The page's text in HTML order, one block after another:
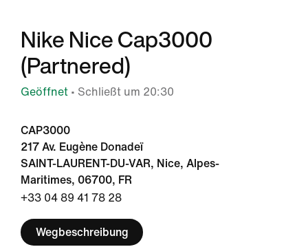
Nike Nice Cap3000
(Partnered)
Geöffnet • Schließt um 20:30
CAP3000
217 Av. Eugène Donadeï
SAINT-LAURENT-DU-VAR, Nice, Alpes-
Maritimes, 06700, FR
+33 04 89 41 78 28
Wegbeschreibung